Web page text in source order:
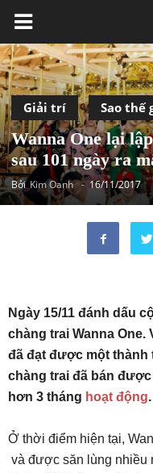
Giải trí Sao thế
Wanna One lại
sau 101 ngày ra
BởiKim Oanh - 16/11/2017
Ngày 15/11 đánh dấu
chàng trai Wanna One.
đã đạt được một thành
chàng trai đã bán
hơn 3 tháng hoạt động.
Ở thời điểm hiện tại,
và được săn lùng nhiều